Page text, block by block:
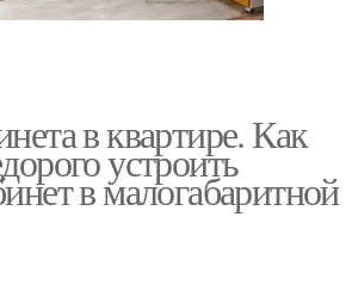
в квартире. Как
устроить
в малогабаритной